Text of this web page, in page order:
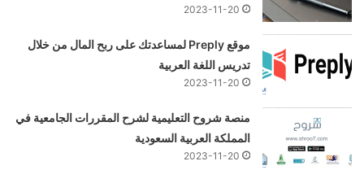
2023-11-20
موقع Preply لمساعدتك على ربح المال من خلال
تدريس اللغة العربية
2023-11-20
منصة شروح التعليمية لشرح المقررات الجامعية في
المملكة العربية السعودية
2023-11-20